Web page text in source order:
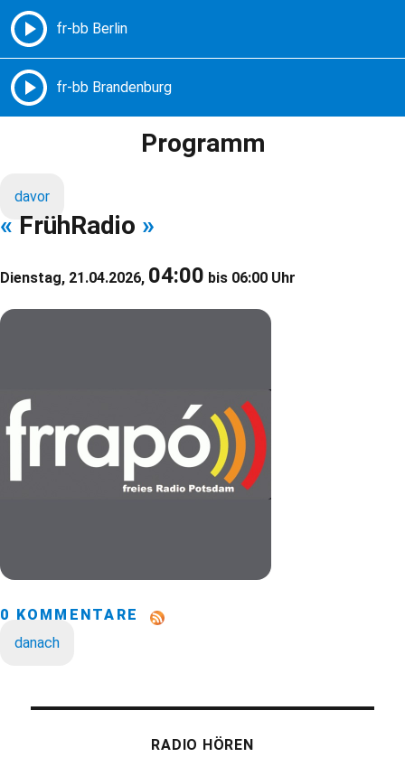
Freie Radios – Berlin Brandenburg
Programm
davor
« FrühRadio »
Dienstag, 21.04.2026, 04:00 bis 06:00 Uhr
0 KOMMENTARE
danach
RADIO HÖREN